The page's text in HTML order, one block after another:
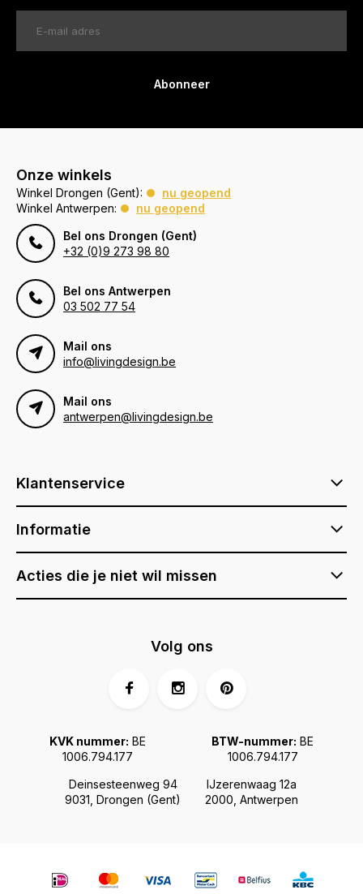
Abonneer
Onze winkels
Winkel Drongen (Gent):
nu geopend
Winkel Antwerpen:
nu geopend
Bel ons Drongen (Gent)
+32 (0)9 273 98 80
Bel ons Antwerpen
03 502 77 54
Mail ons
info@livingdesign.be
Mail ons
antwerpen@livingdesign.be
Klantenservice
Informatie
Acties die je niet wil missen
Deinsesteenweg 94
9031, Drongen (Gent)
IJzerenwaag 12a
2000, Antwerpen
KVK nummer: BE
1006.794.177
BTW-nummer: BE
1006.794.177
Volg ons